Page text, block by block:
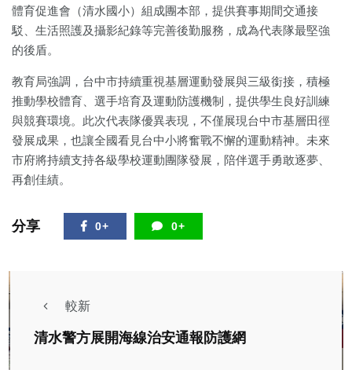
體育促進會（清水國小）組成團本部，提供賽事期間交通接
駁、生活照護及攝影紀錄等完善後勤服務，成為代表隊最堅強
的後盾。
教育局強調，台中市持續重視基層運動發展與三級銜接，積極
推動學校體育、選手培育及運動防護機制，提供學生良好訓練
與競賽環境。此次代表隊優異表現，不僅展現台中市基層田徑
發展成果，也讓全國看見台中小將奮戰不懈的運動精神。未來
市府將持續支持各級學校運動團隊發展，陪伴選手勇敢逐夢、
再創佳績。
分享 0+ 0+
較新
清水警方展開海線治安通報防護網